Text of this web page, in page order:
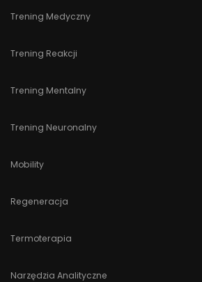
Trening Medyczny
Trening Reakcji
Trening Mentalny
Trening Neuronalny
Mobility
Regeneracja
Termoterapia
Narzędzia Analityczne